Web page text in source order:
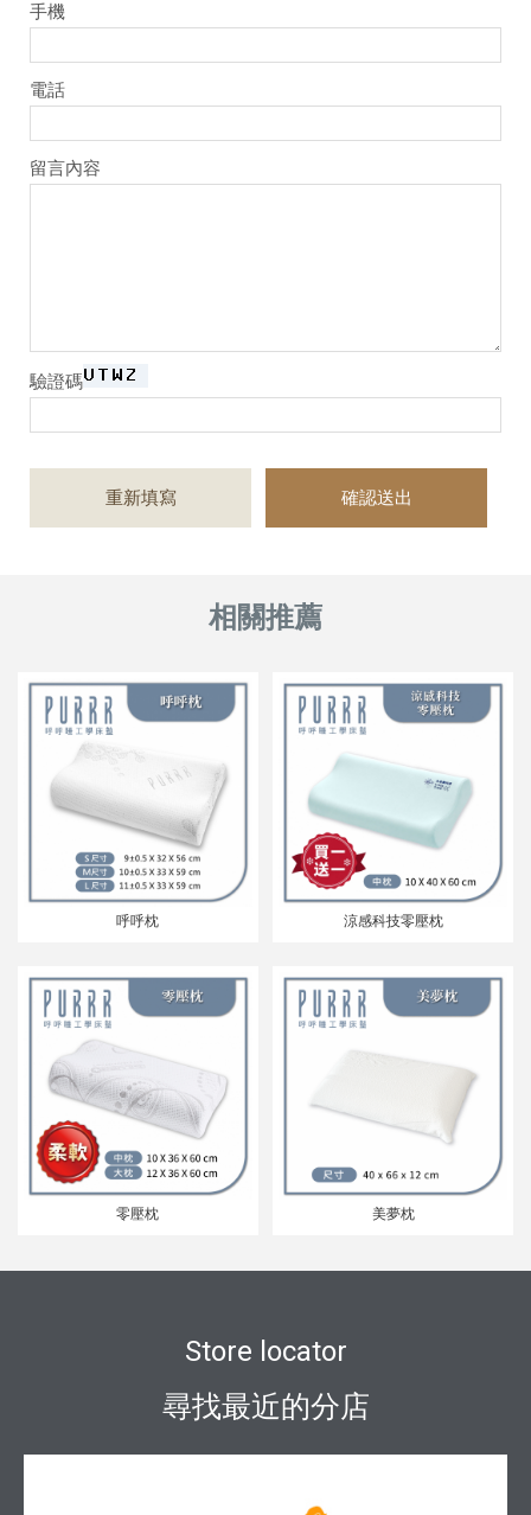
手機
電話
留言內容
驗證碼
呼呼枕 涼感科技零壓枕
零壓枕 美夢枕
Store locator
尋找最近的分店